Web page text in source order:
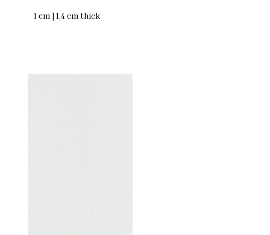
1 cm | 1,4 cm thick